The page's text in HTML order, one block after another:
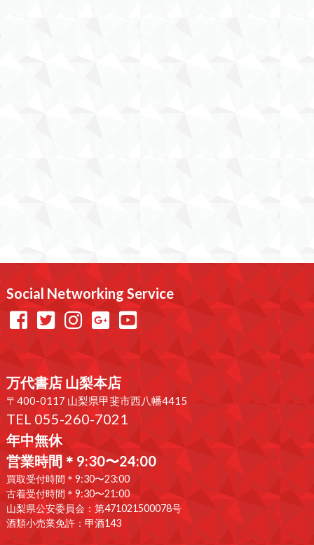
Social Networking Service
万代書店 山梨本店
〒400-0117 山梨県甲斐市西八幡4415
TEL 055-260-7021
年中無休
営業時間＊9:30〜24:00
買取受付時間＊9:30〜23:00
古着受付時間＊9:30〜21:00
山梨県公安委員会：第471021500078号
酒類小売業免許：甲酒143